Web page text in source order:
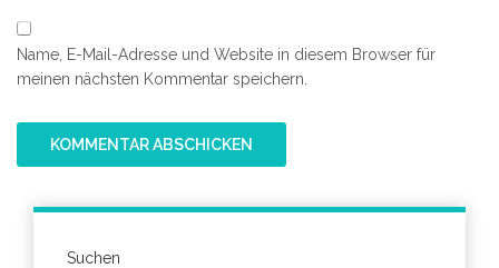
Name, E-Mail-Adresse und Website in diesem Browser für
meinen nächsten Kommentar speichern.
Suchen